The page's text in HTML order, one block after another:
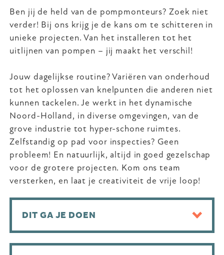
Ben jij de held van de pompmonteurs? Zoek niet
verder! Bij ons krijg je de kans om te schitteren in
unieke projecten. Van het installeren tot het
uitlijnen van pompen – jij maakt het verschil!
Jouw dagelijkse routine? Variëren van onderhoud
tot het oplossen van knelpunten die anderen niet
kunnen tackelen. Je werkt in het dynamische
Noord-Holland, in diverse omgevingen, van de
grove industrie tot hyper-schone ruimtes.
Zelfstandig op pad voor inspecties? Geen
probleem! En natuurlijk, altijd in goed gezelschap
voor de grotere projecten. Kom ons team
versterken, en laat je creativiteit de vrije loop!
DIT GA JE DOEN